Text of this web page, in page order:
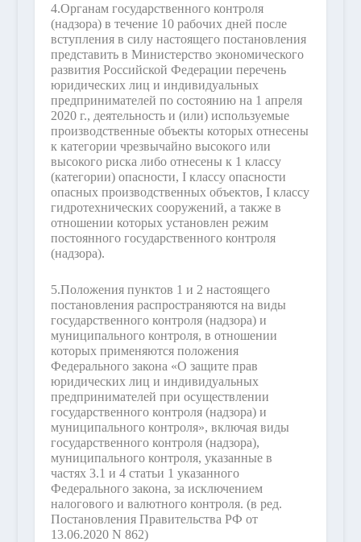
4.Органам государственного контроля
(надзора) в течение 10 рабочих дней после
вступления в силу настоящего постановления
представить в Министерство экономического
развития Российской Федерации перечень
юридических лиц и индивидуальных
предпринимателей по состоянию на 1 апреля
2020 г., деятельность и (или) используемые
производственные объекты которых отнесены
к категории чрезвычайно высокого или
высокого риска либо отнесены к 1 классу
(категории) опасности, I классу опасности
опасных производственных объектов, I классу
гидротехнических сооружений, а также в
отношении которых установлен режим
постоянного государственного контроля
(надзора).
5.Положения пунктов 1 и 2 настоящего
постановления распространяются на виды
государственного контроля (надзора) и
муниципального контроля, в отношении
которых применяются положения
Федерального закона «О защите прав
юридических лиц и индивидуальных
предпринимателей при осуществлении
государственного контроля (надзора) и
муниципального контроля», включая виды
государственного контроля (надзора),
муниципального контроля, указанные в
частях 3.1 и 4 статьи 1 указанного
Федерального закона, за исключением
налогового и валютного контроля. (в ред.
Постановления Правительства РФ от
13.06.2020 N 862)